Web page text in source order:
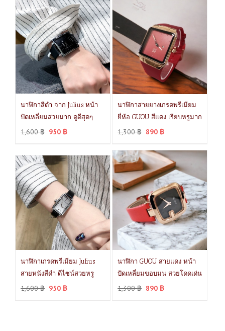
นาฬิกาสีดำ จาก Julius หน้า
ปัดเหลี่ยมสวยมาก ดูดีสุดๆ
1,600฿ 950 ฿
นาฬิกาสายยางเกรดพรีเมียม
ยี่ห้อ GUOU สีแดง เรียบหรูมาก
1,300฿ 890 ฿
นาฬิกาเกรดพรีเมียม Julius
สายหนังสีดำ ดีไซน์สวยหรู
1,600฿ 950 ฿
นาฬิกา GUOU สายแดง หน้า
ปัดเหลี่ยมขอบมน สวยโดดเด่น
1,300฿ 890 ฿